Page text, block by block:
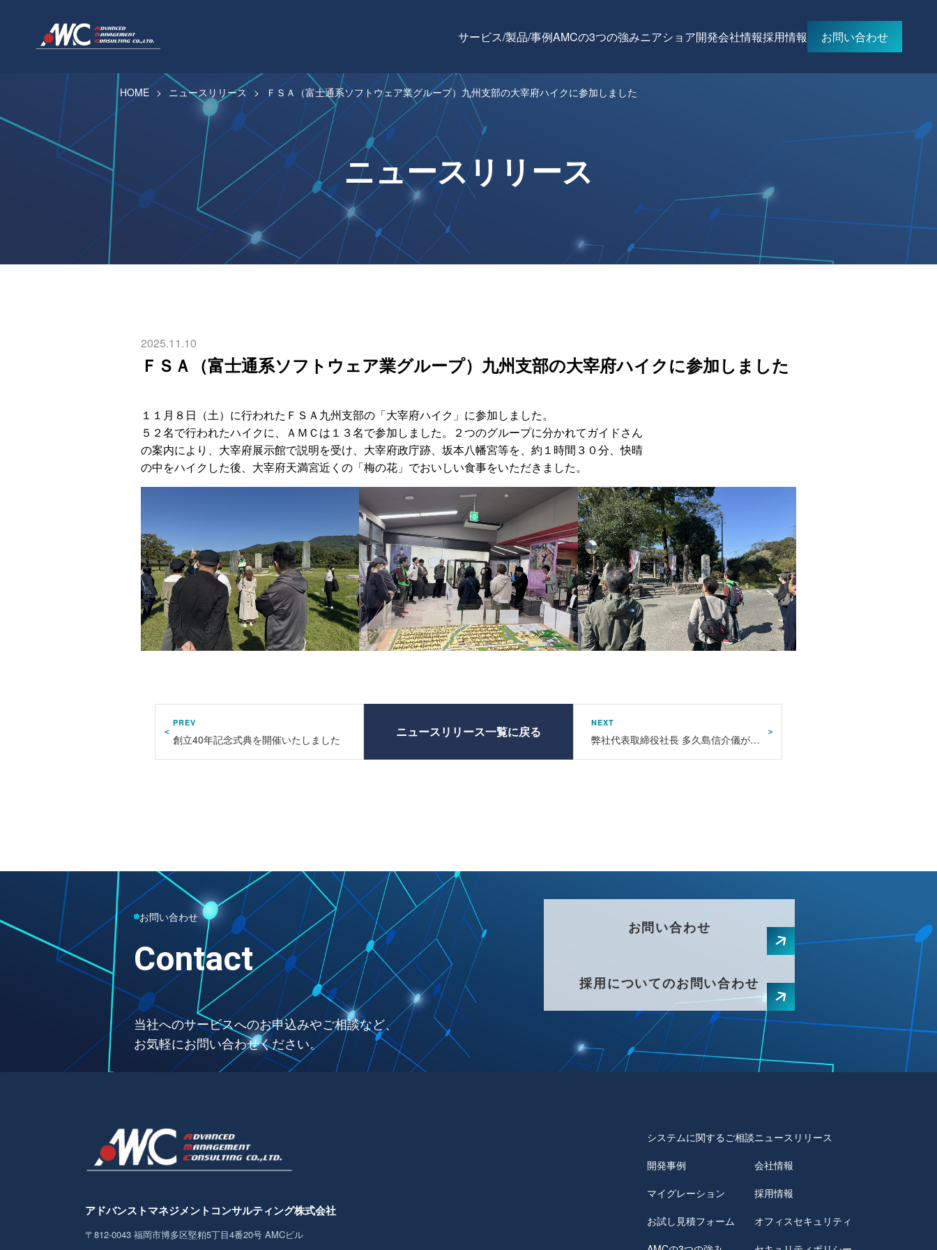
サービス/製品/事例AMCの3つの強みニアショア開発会社情報採用情報 お問い合わせ
HOME ニュースリリース ＦＳＡ（富士通系ソフトウェア業グループ）九州支部の大宰府ハイクに参加しました
ニュースリリース
2025.11.10
ＦＳＡ（富士通系ソフトウェア業グループ）九州支部の大宰府ハイクに参加しました
１１月８日（土）に行われたＦＳＡ九州支部の「大宰府ハイク」に参加しました。
５２名で行われたハイクに、ＡＭＣは１３名で参加しました。２つのグループに分かれてガイドさん
の案内により、大宰府展示館で説明を受け、大宰府政庁跡、坂本八幡宮等を、約１時間３０分、快晴
の中をハイクした後、大宰府天満宮近くの「梅の花」でおいしい食事をいただきました。
PREV
創立40年記念式典を開催いたしました ニュースリリース一覧に戻る
NEXT
弊社代表取締役社長 多久島信介儀が逝去いたしました
お問い合わせ
Contact
当社へのサービスへのお申込みやご相談など、
お気軽にお問い合わせください。
お問い合わせ
採用についてのお問い合わせ
アドバンストマネジメント コンサルティング株式会社
〒812-0043 福岡市博多区堅粕5丁目4番20号 AMCビル
システムに関するご相談
開発事例
マイグレーション
お試し見積フォーム
ニュースリリース
会社情報
採用情報
オフィスセキュリティ